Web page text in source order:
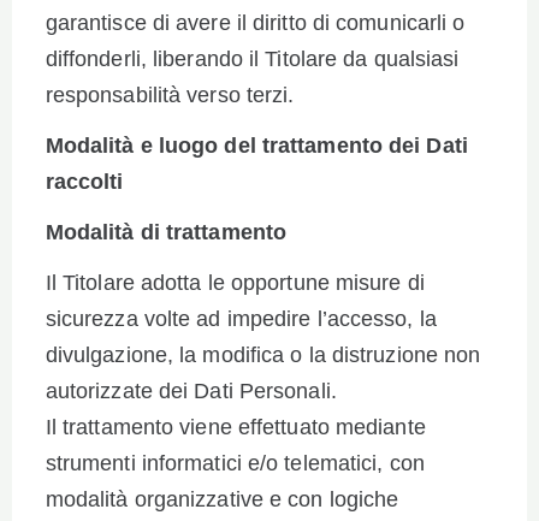
garantisce di avere il diritto di comunicarli o
diffonderli, liberando il Titolare da qualsiasi
responsabilità verso terzi.
Modalità e luogo del trattamento dei Dati
raccolti
Modalità di trattamento
Il Titolare adotta le opportune misure di
sicurezza volte ad impedire l’accesso, la
divulgazione, la modifica o la distruzione non
autorizzate dei Dati Personali.
Il trattamento viene effettuato mediante
strumenti informatici e/o telematici, con
modalità organizzative e con logiche